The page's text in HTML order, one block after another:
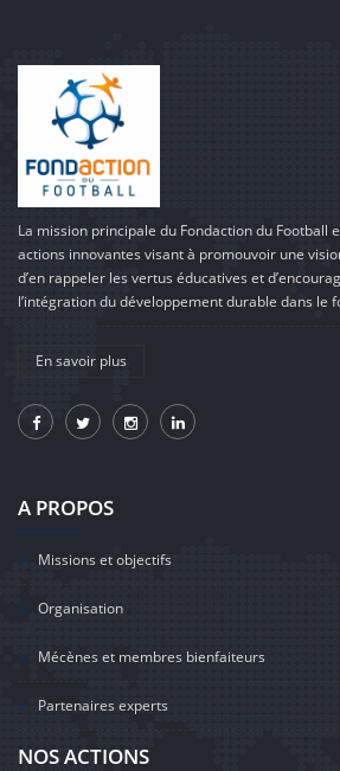
La mission principale du Fondaction du Football
actions innovantes visant à promouvoir une
d’en rappeler les vertus éducatives et
l’intégration du développement durable dans le
En savoir plus
A PROPOS
Missions et objectifs
Organisation
Mécènes et membres bienfaiteurs
Partenaires experts
NOS ACTIONS